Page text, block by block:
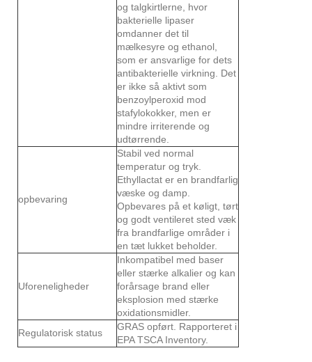
og talgkirtlerne, hvor
bakterielle lipaser
omdanner det til
mælkesyre og ethanol,
som er ansvarlige for dets
antibakterielle virkning. Det
er ikke så aktivt som
benzoylperoxid mod
stafylokokker, men er
mindre irriterende og
udtørrende.
opbevaring
Stabil ved normal
temperatur og tryk.
Ethyllactat er en brandfarlig
væske og damp.
Opbevares på et køligt, tørt
og godt ventileret sted væk
fra brandfarlige områder i
en tæt lukket beholder.
Uforeneligheder
Inkompatibel med baser
eller stærke alkalier og kan
forårsage brand eller
eksplosion med stærke
oxidationsmidler.
Regulatorisk status
GRAS opført. Rapporteret i
EPA TSCA Inventory.